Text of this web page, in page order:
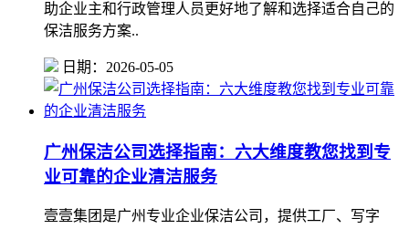
助企业主和行政管理人员更好地了解和选择适合自己的
保洁服务方案..
日期：2026-05-05
广州保洁公司选择指南：六大维度教您找到专
业可靠的企业清洁服务
壹壹集团是广州专业企业保洁公司，提供工厂、写字